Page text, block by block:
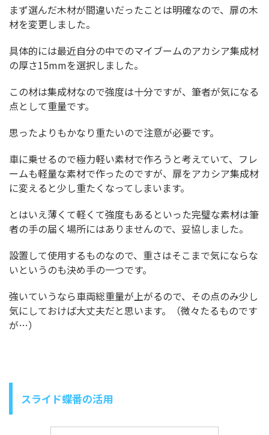
まず選んだ木材が間違いだったことは明確なので、扉の木
材を変更しました。
具体的には最近自分の中でのマイブームのアカシア集成材
の厚さ15mmを選択しました。
この材は集成材なので強度は十分ですが、筆者が気になる
点として重量です。
思ったよりもかなり重たいので注意が必要です。
車に乗せるので極力軽い素材で作ろうと考えていて、フレ
ームも軽量な素材で作ったのですが、扉をアカシア集成材
に変えると少し重たくなってしまいます。
とはいえ薄くて軽くて強度もあるといった完璧な素材は筆
者の手の届く場所にはありませんので、妥協しました。
設置して使用するものなので、重さはそこまで気にならな
いというのも決め手の一つです。
強いていうなら車両総重量が上がるので、その点のみ少し
気にしておけば大丈夫だと思います。（微々たるものです
が…）
スライド蝶番の活用